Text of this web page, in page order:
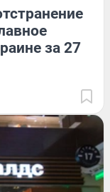
за 27